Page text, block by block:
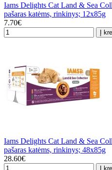
Iams Delights Cat Land & Sea
pašaras katėms, rinkinys; 12x85g
7.70€
Į
Iams Delights Cat Land & Sea
pašaras katėms, rinkinys; 48x85g
28.60€
Į